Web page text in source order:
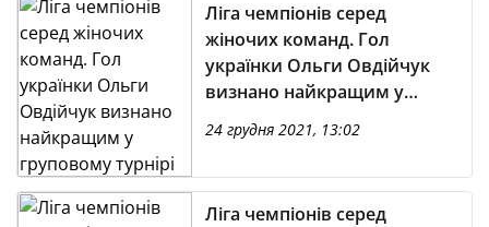
Ліга чемпіонів серед
жіночих команд. Гол
українки Ольги Овдійчук
визнано найкращим у
груповому турнірі
24 грудня 2021, 13:02
Ліга чемпіонів серед